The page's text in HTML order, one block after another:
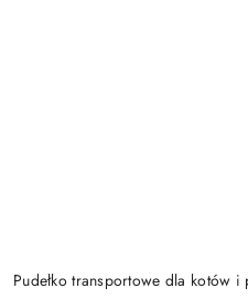
Pudełko transportowe dla kotów